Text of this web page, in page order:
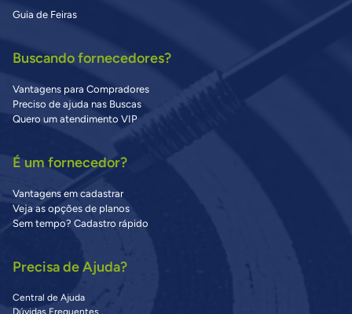
Guia de Feiras
Buscando fornecedores?
Vantagens para Compradores
Preciso de ajuda nas Buscas
Quero um atendimento VIP
É um fornecedor?
Vantagens em cadastrar
Veja as opções de planos
Sem tempo? Cadastro rápido
Precisa de Ajuda?
Central de Ajuda
Dúvidas Frequentes